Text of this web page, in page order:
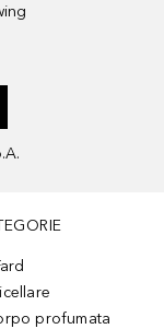
profumata